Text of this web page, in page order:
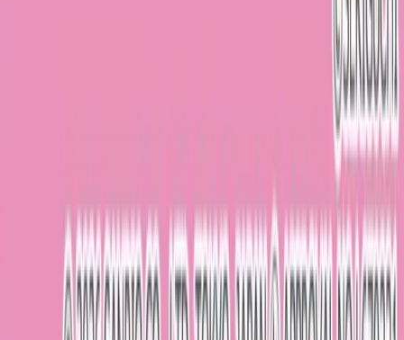
プレイ動画を投稿する
※Benex各店舗で撮影・プレイされた動画に限ります
近くのBenex店舗を探す 開催中のイベント情報を見る